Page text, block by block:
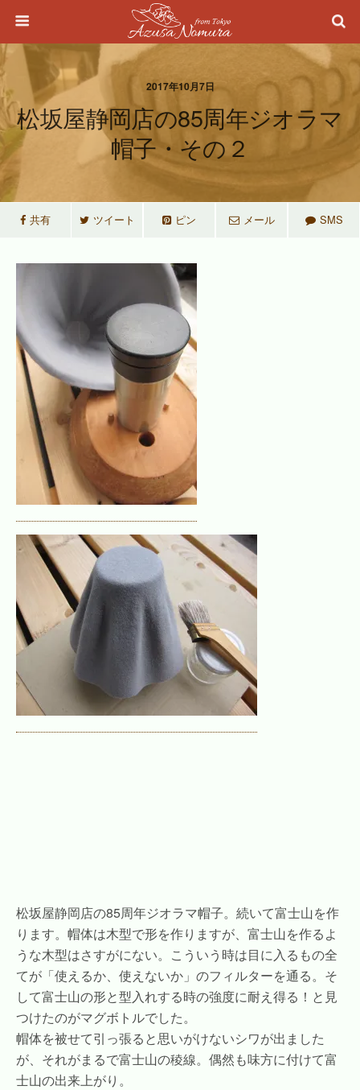
2017年10月7日
松坂屋静岡店の85周年ジオラマ
帽子・その２
共有 ツイート ピン メール SMS
松坂屋静岡店の85周年ジオラマ帽子。続いて富士山を作
ります。帽体は木型で形を作りますが、富士山を作るよ
うな木型はさすがにない。こういう時は目に入るもの全
てが「使えるか、使えないか」のフィルターを通る。そ
して富士山の形と型入れする時の強度に耐え得る！と見
つけたのがマグボトルでした。
帽体を被せて引っ張ると思いがけないシワが出ました
が、それがまるで富士山の稜線。偶然も味方に付けて富
士山の出来上がり。